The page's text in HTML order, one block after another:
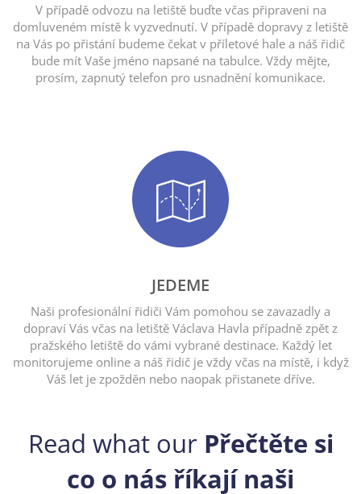
V případě odvozu na letiště buďte včas připraveni na
domluveném místě k vyzvednutí. V případě dopravy z letiště
na Vás po přistání budeme čekat v příletové hale a náš řidič
bude mít Vaše jméno napsané na tabulce. Vždy mějte,
prosím, zapnutý telefon pro usnadnění komunikace.
JEDEME
Naši profesionální řidiči Vám pomohou se zavazadly a
dopraví Vás včas na letiště Václava Havla případně zpět z
pražského letiště do vámi vybrané destinace. Každý let
monitorujeme online a náš řidič je vždy včas na místě, i když
Váš let je zpožděn nebo naopak přistanete dříve.
Read what our Přečtěte si
co o nás říkají naši